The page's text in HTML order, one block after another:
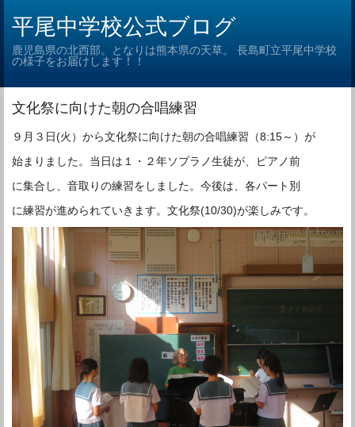
平尾中学校公式ブログ
鹿児島県の北西部。となりは熊本県の天草。 長島町立平尾中学校
の様子をお届けします！！
文化祭に向けた朝の合唱練習
９月３日(火）から文化祭に向けた朝の合唱練習（8:15～）が
始まりました。当日は１・２年ソプラノ生徒が、ピアノ前
に集合し、音取りの練習をしました。今後は、各パート別
に練習が進められていきます。文化祭(10/30)が楽しみです。